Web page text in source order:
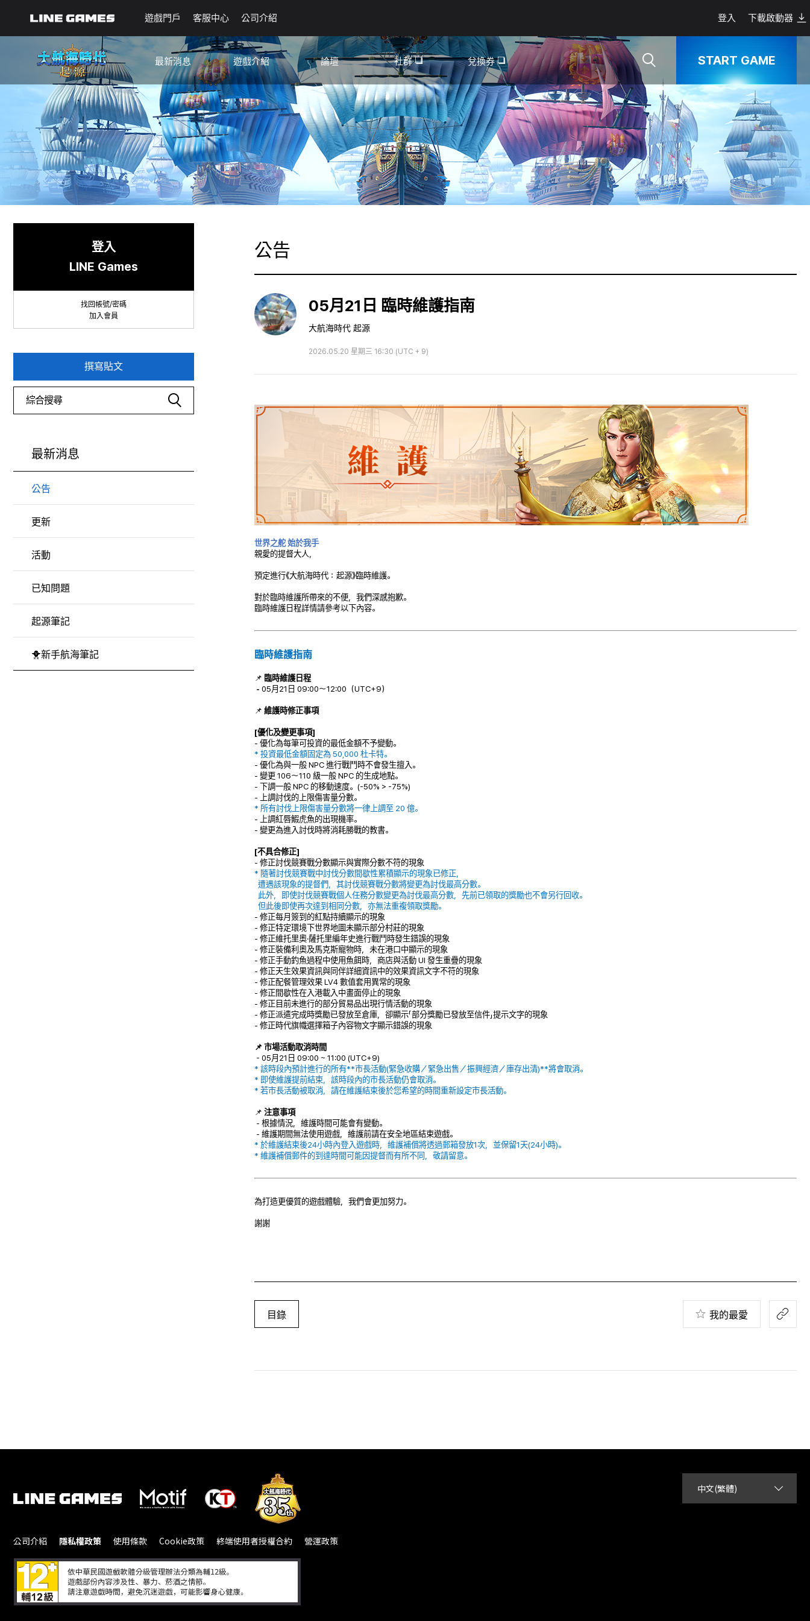
遊戲門戶 客服中心 公司介紹 登入 下載啟動器
最新消息
公告
更新
已知問題
活動
起源筆記
遊戲介紹
指南
論壇
討論區
攻略
公會招募
認證活動
社群
YouTube
Facebook
兌換券 START GAME
登入
LINE Games
找回帳號/密碼
加入會員
撰寫貼文
最新消息
公告
更新
活動
已知問題
起源筆記
🐥新手航海筆記
公告
05月21日 臨時維護指南
大航海時代 起源
2026.05.20 星期三 16:30 (UTC + 9)
世界之舵 始於我手
親愛的提督大人，
預定進行《大航海時代：起源》臨時維護。
對於臨時維護所帶來的不便，我們深感抱歉。
臨時維護日程詳情請參考以下內容。
臨時維護指南
📌 臨時維護日程
- 05月21日 09:00～12:00（UTC+9）
📌 維護時修正事項
[優化及變更事項]
- 優化為每筆可投資的最低金額不予變動。
* 投資最低金額固定為 50,000 杜卡特。
- 優化為與一般 NPC 進行戰鬥時不會發生擅入。
- 變更 106～110 級一般 NPC 的生成地點。
- 下調一般 NPC 的移動速度。(-50% > -75%)
- 上調討伐的上限傷害量分數。
* 所有討伐上限傷害量分數將一律上調至 20 億。
- 上調紅唇鰕虎魚的出現機率。
- 變更為進入討伐時將消耗勝戰的教書。
[不具合修正]
- 修正討伐競賽戰分數顯示與實際分數不符的現象
* 隨著討伐競賽戰中討伐分數間歇性累積顯示的現象已修正，
遭遇該現象的提督們，其討伐競賽戰分數將變更為討伐最高分數。
此外，即使討伐競賽戰個人任務分數變更為討伐最高分數，先前已領取的獎勵也不會另行回收。
但此後即使再次達到相同分數，亦無法重複領取獎勵。
- 修正每月簽到的紅點持續顯示的現象
- 修正特定環境下世界地圖未顯示部分村莊的現象
- 修正維托里奧·薩托里編年史進行戰鬥時發生錯誤的現象
- 修正裝備利奧及馬克斯寵物時，未在港口中顯示的現象
- 修正手動釣魚過程中使用魚餌時，商店與活動 UI 發生重疊的現象
- 修正天生效果資訊與同伴詳細資訊中的效果資訊文字不符的現象
- 修正配餐管理效果 LV4 數值套用異常的現象
- 修正間歇性在入港載入中畫面停止的現象
- 修正目前未進行的部分貿易品出現行情活動的現象
- 修正派遣完成時獎勵已發放至倉庫，卻顯示「部分獎勵已發放至信件」提示文字的現象
- 修正時代旗幟選擇箱子內容物文字顯示錯誤的現象
📌 市場活動取消時間
- 05月21日 09:00 ~ 11:00 (UTC+9)
* 該時段內預計進行的所有**市長活動(緊急收購／緊急出售／振興經濟／庫存出清)**將會取消。
* 即使維護提前結束，該時段內的市長活動仍會取消。
* 若市長活動被取消，請在維護結束後於您希望的時間重新設定市長活動。
📌 注意事項
- 根據情況，維護時間可能會有變動。
- 維護期間無法使用遊戲，維護前請在安全地區結束遊戲。
* 於維護結束後24小時內登入遊戲時，維護補償將透過郵箱發放1次，並保留1天(24小時)。
* 維護補償郵件的到達時間可能因提督而有所不同，敬請留意。
為打造更優質的遊戲體驗，我們會更加努力。
謝謝
目錄 我的最愛
公司介紹 隱私權政策 使用條款 Cookie政策 終端使用者授權合約 營運政策
中文(繁體)